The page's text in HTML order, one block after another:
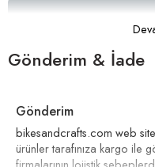
Gönderim & İade
Gönderim
bikesandcrafts.com web
ürünler tarafınıza kargo ile